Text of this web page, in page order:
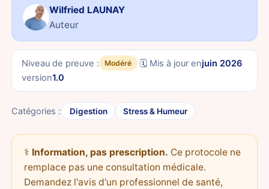
Wilfried LAUNAY
Auteur
Niveau de preuve : Modéré · 🗓️ Mis à jour enjuin 2026·
version1.0
Catégories : Digestion Stress & Humeur
⚕️ Information, pas prescription. Ce protocole ne
remplace pas une consultation médicale.
Demandez l'avis d'un professionnel de santé,